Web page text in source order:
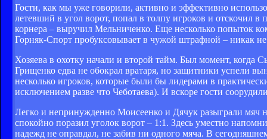
Гости, как мы уже говорили, активно и эффективно
летевший в угол ворот, попал в толпу игроков и отскочил
корнера – выручил Мельниченко. Еще несколько попыток
Горняк-Спорт пробуксовывает в чужой штрафной – никак
Хозяева в охотку начали и второй тайм. Был момент,
Грищенко едва не обокрал вратаря, но защитники успели
несколько игроков, которые были бы лидерами в
исключением разве что Чеботаева). И вскоре гости
Легко и непринужденно Моисеенко и Дячук разыграли мяч
спокойно поразил уголок ворот – 1:1. Здесь уместно
надежд не оправдал, не забив ни одного мяча. В